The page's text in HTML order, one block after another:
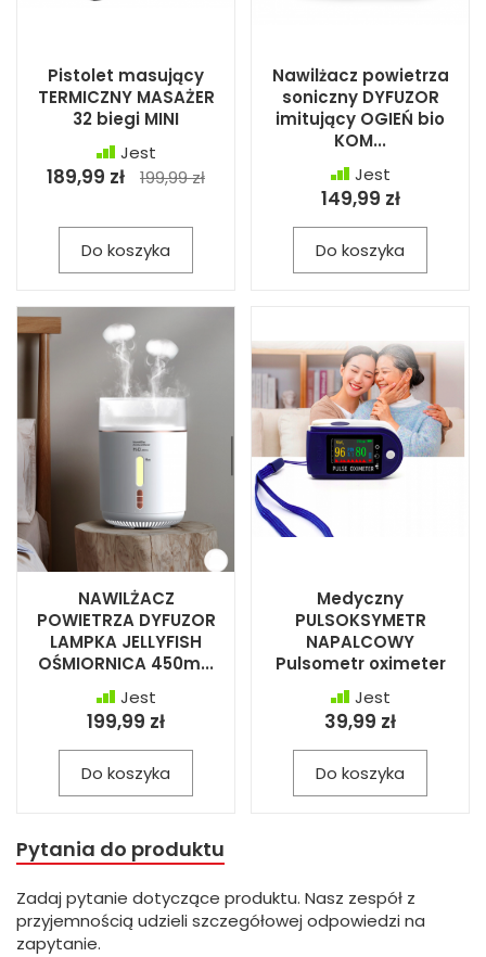
Pistolet masujący
TERMICZNY MASAŻER
32 biegi MINI
Jest
189,99 zł 199,99 zł
Do koszyka
Nawilżacz powietrza
soniczny DYFUZOR
imitujący OGIEŃ bio
KOM...
Jest
149,99 zł
Do koszyka
NAWILŻACZ
POWIETRZA DYFUZOR
LAMPKA JELLYFISH
OŚMIORNICA 450m...
Jest
199,99 zł
Do koszyka
Medyczny
PULSOKSYMETR
NAPALCOWY
Pulsometr oximeter
Jest
39,99 zł
Do koszyka
Pytania do produktu
Zadaj pytanie dotyczące produktu. Nasz zespół z
przyjemnością udzieli szczegółowej odpowiedzi na
zapytanie.